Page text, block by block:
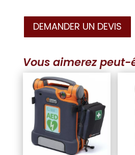
DEMANDER UN DEVIS
Vous aimerez peut-